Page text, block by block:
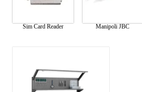
Sim Card Reader Manipoli JBC